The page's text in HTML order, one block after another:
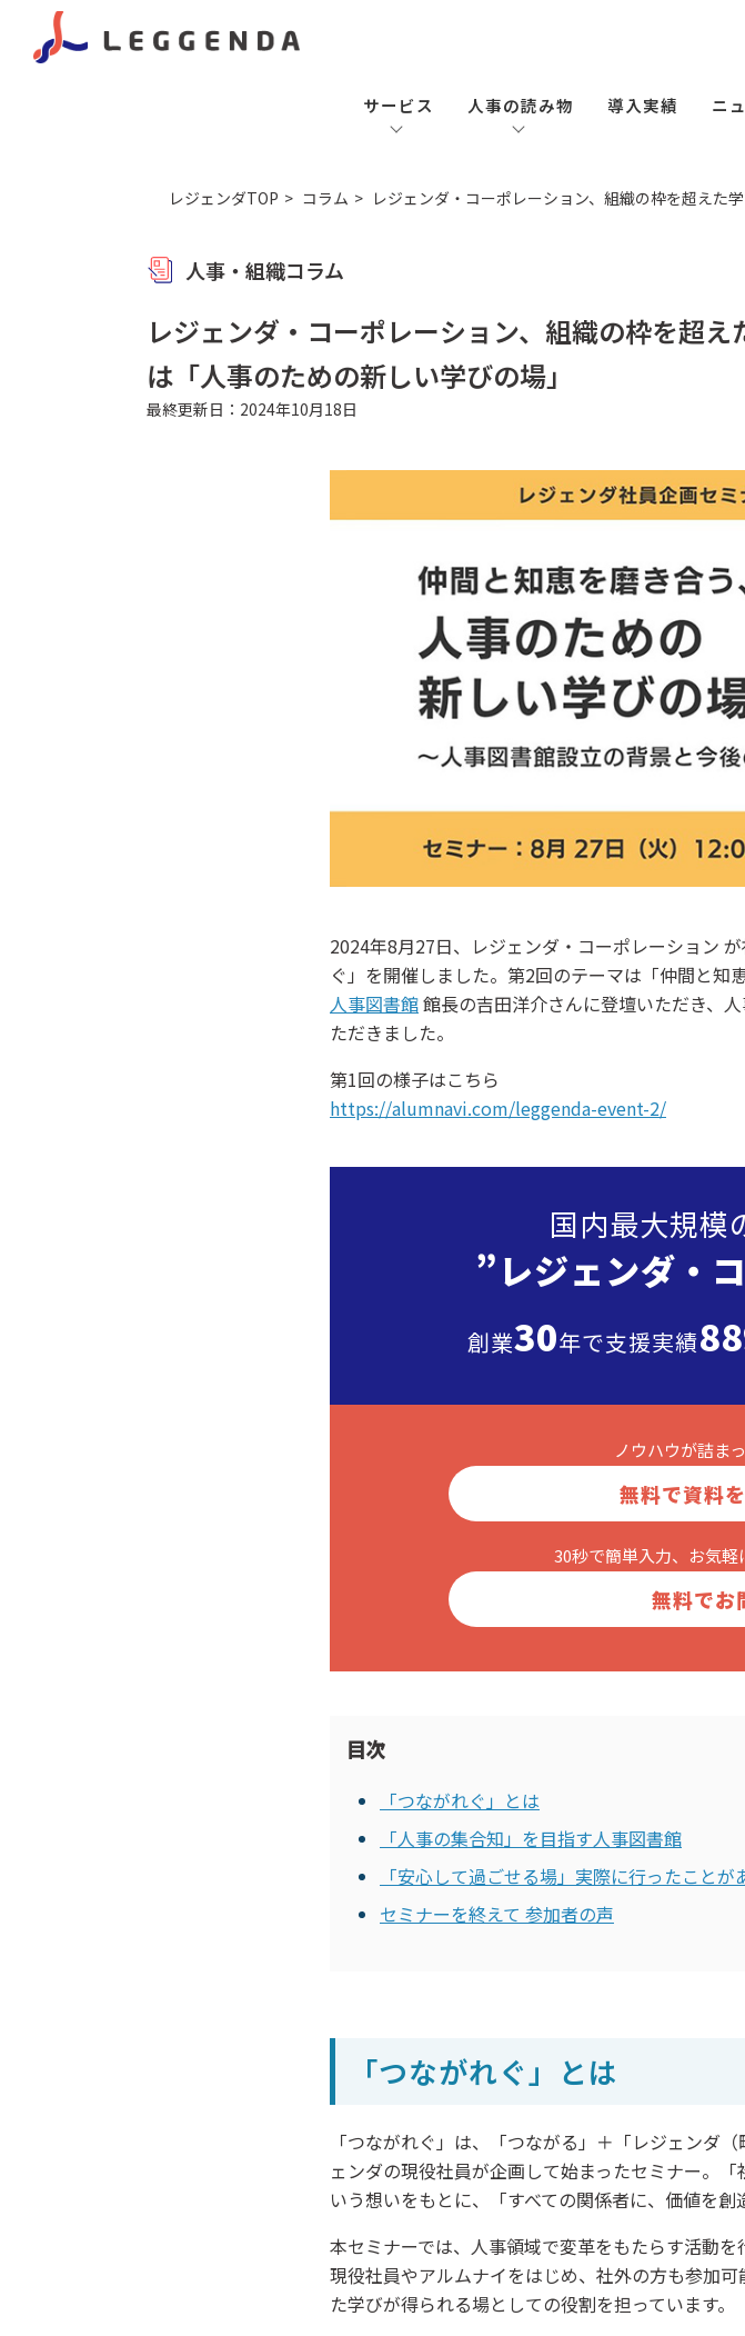
サービス 人事の読み物 導入実績 ニ
レジェンダTOP コラム レジェンダ・コーポレーション、組織の枠を超えた
人事・組織コラム
レジェンダ・コーポレーション、組織の枠を超
は「人事のための新しい学びの場」
最終更新日：2024年10月18日
2024年8月27日、レジェンダ・コーポレーション
ぐ」を開催しました。第2回のテーマは「仲間と知
人事図書館館長の吉田洋介さんに登壇いただき、
ただきました。
第1回の様子はこちら
https://alumnavi.com/leggenda-event-2/
国内最大規模
”レジェンダ・
創業30年で支援実績
ノウハウが詰ま
無料で資料
30秒で簡単入力、お気軽
無料でお
目次
「つながれぐ」とは
「人事の集合知」を目指す人事図書館
「安心して過ごせる場」実際に行ったことが
セミナーを終えて 参加者の声
「つながれぐ」とは
「つながれぐ」は、「つながる」＋「レジェンダ（
ェンダの現役社員が企画して始まったセミナー。
いう想いをもとに、「すべての関係者に、価値を創
本セミナーでは、人事領域で変革をもたらす活動を
現役社員やアルムナイをはじめ、社外の方も参加
た学びが得られる場としての役割を担っています。